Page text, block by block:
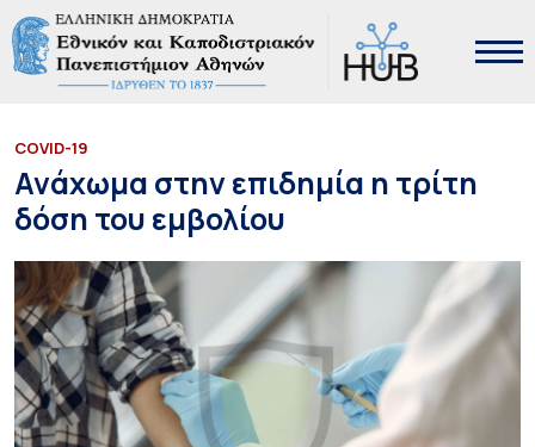
COVID-19
Ανάχωμα στην επιδημία η τρίτη
δόση του εμβολίου